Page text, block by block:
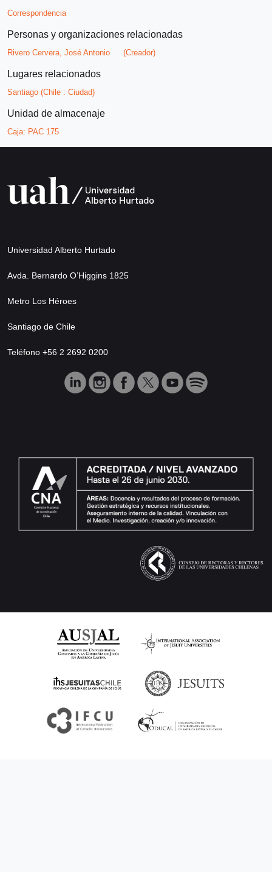
Correspondencia
Personas y organizaciones relacionadas
Rivero Cervera, José Antonio (Creador)
Lugares relacionados
Santiago (Chile : Ciudad)
Unidad de almacenaje
Caja: PAC 175
Universidad Alberto Hurtado
Avda. Bernardo O’Higgins 1825
Metro Los Héroes
Santiago de Chile
Teléfono +56 2 2692 0200